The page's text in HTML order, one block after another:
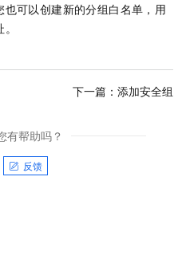
也可以创建新的分组白名单，用
下一篇： 添加安全组
有帮助吗？
反馈